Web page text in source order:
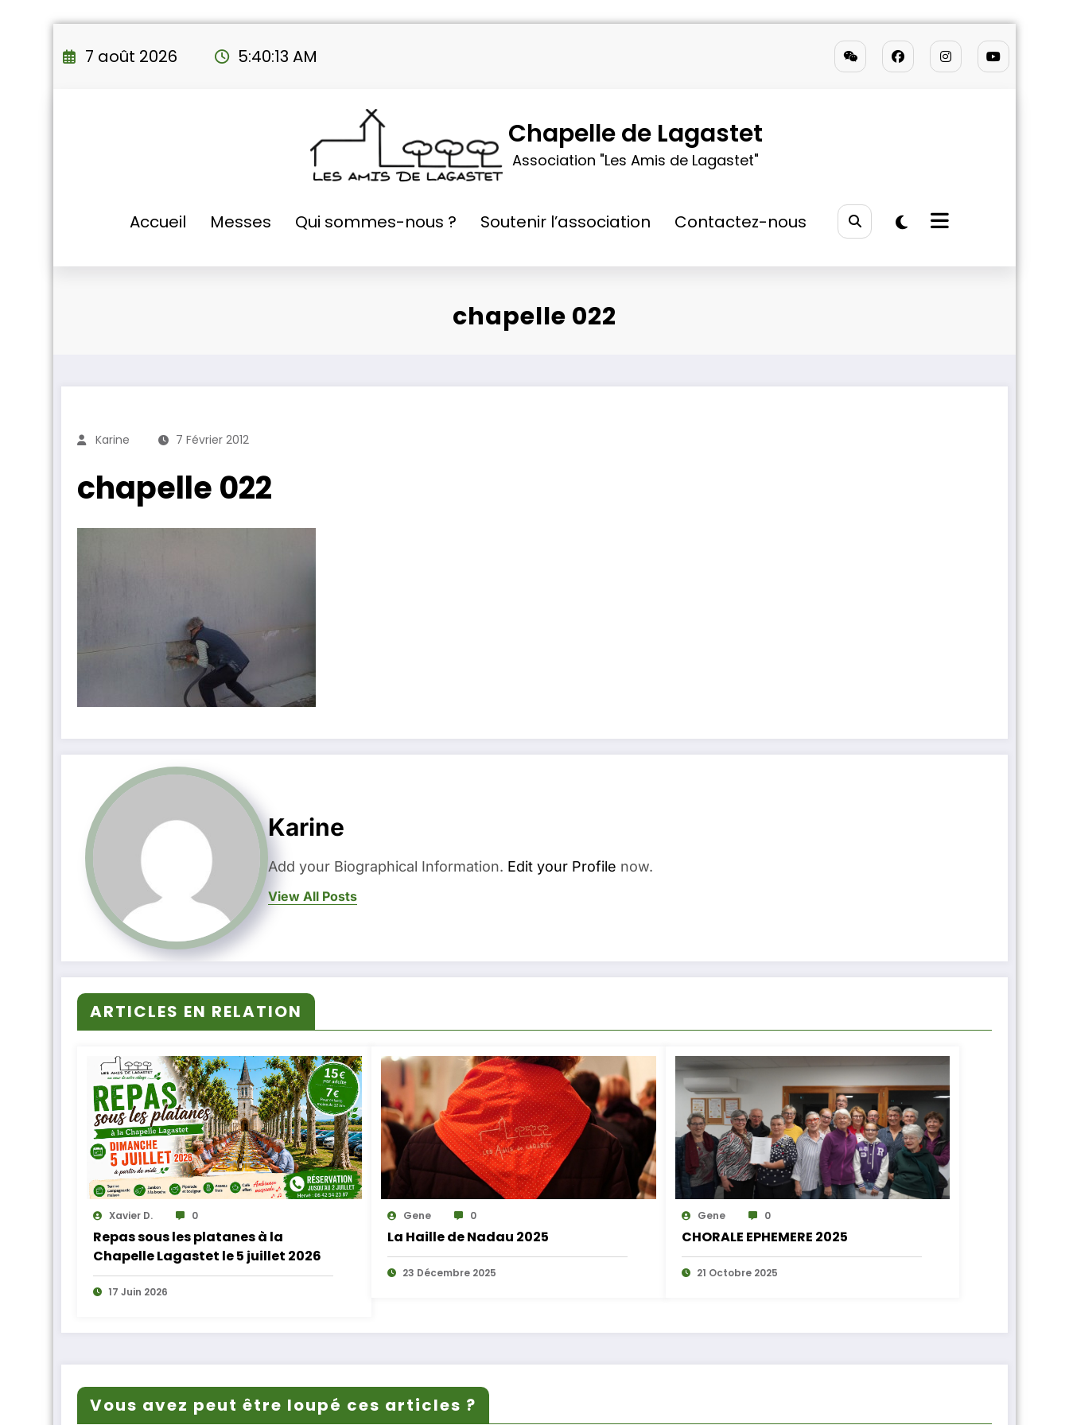
au
7 août 2026 5:40:14 AM
Chapelle de Lagastet
Association "Les Amis de Lagastet"
Accueil Messes Qui sommes-nous ? Soutenir l’association Contactez-nous
chapelle 022
Karine 7 Février 2012
chapelle 022
Karine
Add your Biographical Information. Edit your Profile now.
View All Posts
ARTICLES EN RELATION
Xavier D. 0
Repas sous les platanes à la
Chapelle Lagastet le 5 juillet 2026
17 Juin 2026
Gene 0
La Haille de Nadau 2025
23 Décembre 2025
Gene 0
CHORALE EPHEMERE 2025
21 Octobre 2025
Vous avez peut être loupé ces articles ?